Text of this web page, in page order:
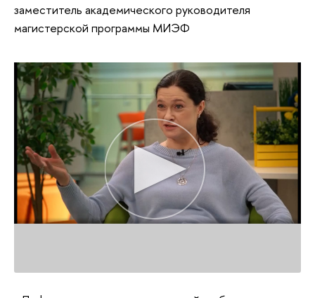
заместитель академического руководителя
магистерской программы МИЭФ